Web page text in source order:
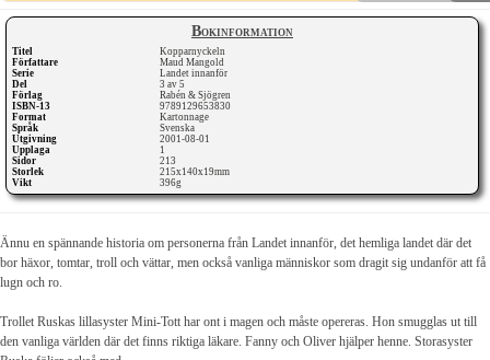
Bokinformation
Titel
Kopparnyckeln
Författare
Maud Mangold
Serie
Landet innanför
Del
3 av 5
Förlag
Rabén & Sjögren
ISBN-13
9789129653830
Format
Kartonnage
Språk
Svenska
Utgivning
2001-08-01
Upplaga
1
Sidor
213
Storlek
215x140x19mm
Vikt
396g
Ännu en spännande historia om personerna från Landet innanför, det hemliga landet där det
bor häxor, tomtar, troll och vättar, men också vanliga människor som dragit sig undanför att få
lugn och ro.
Trollet Ruskas lillasyster Mini-Tott har ont i magen och måste opereras. Hon smugglas ut till
den vanliga världen där det finns riktiga läkare. Fanny och Oliver hjälper henne. Storasyster